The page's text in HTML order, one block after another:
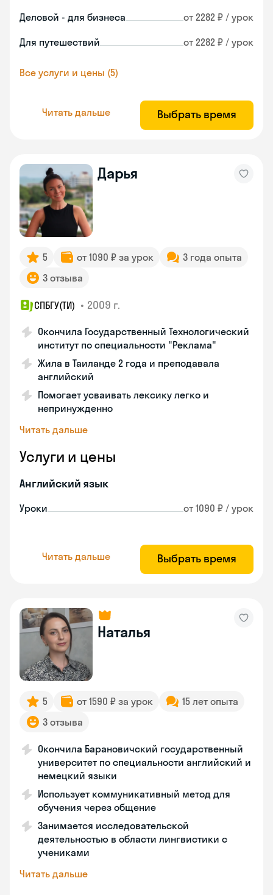
Деловой - для бизнеса от 2282 ₽ / урок
Для путешествий от 2282 ₽ / урок
Все услуги и цены (5)
Читать дальше Выбрать время
Дарья
5 от 1090 ₽ за урок
3 года опыта
3 отзыва
СПБГУ(ТИ) • 2009 г.
Окончила Государственный Технологический
институт по специальности "Реклама"
Жила в Таиланде 2 года и преподавала
английский
Помогает усваивать лексику легко и
непринужденно
Читать дальше
Услуги и цены
Английский язык
Уроки от 1090 ₽ / урок
Читать дальше Выбрать время
Наталья
5 от 1590 ₽ за урок
15 лет опыта
3 отзыва
Окончила Барановичский государственный
университет по специальности английский и
немецкий языки
Использует коммуникативный метод для
обучения через общение
Занимается исследовательской
деятельностью в области лингвистики с
учениками
Читать дальше